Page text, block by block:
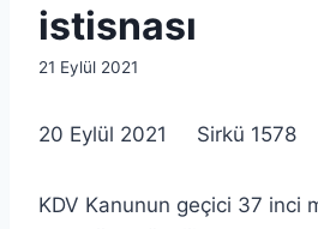
istisnası
By
21 Eylül 2021
20 Eylül 2021 Sirkü 1578
KDV Kanunun geçici 37 inci